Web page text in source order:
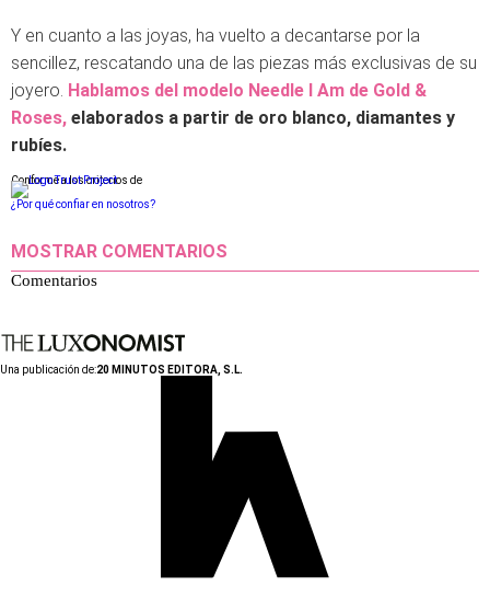
Y en cuanto a las joyas, ha vuelto a decantarse por la
sencillez, rescatando una de las piezas más exclusivas de su
joyero. Hablamos del modelo Needle I Am de Gold &
Roses, elaborados a partir de oro blanco, diamantes y
rubíes.
Conforme a los criterios de
¿Por qué confiar en nosotros?
MOSTRAR COMENTARIOS
Comentarios
Una publicación de:20 MINUTOS EDITORA, S.L.